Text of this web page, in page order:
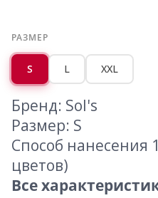
РАЗМЕР
S L XXL
Бренд: Sol's
Размер: S
Способ нанесения
цветов)
Все